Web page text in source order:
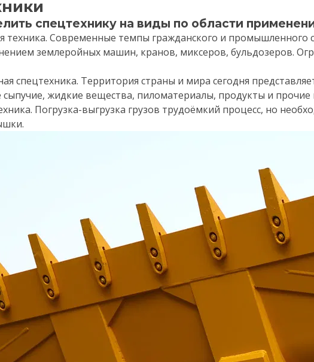
спецтехнику на виды по области
техника. Современные темпы гражданского и
землеройных машин, кранов, миксеров, бульдозеров.
спецтехника. Территория страны и мира сегодня
сыпучие, жидкие вещества, пиломатериалы, продукты и
Погрузка-выгрузка грузов трудоёмкий процесс, но